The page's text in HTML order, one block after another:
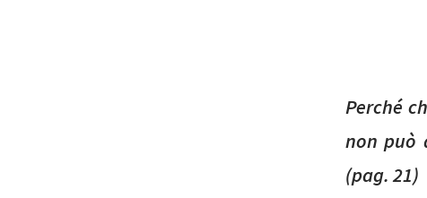
Perché
non può
(pag. 21)